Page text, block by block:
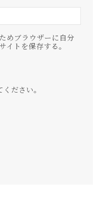
めブラウザーに自分
イトを保存する。
ださい。